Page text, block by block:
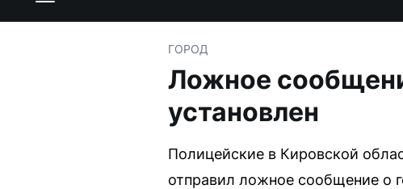
ГОРОД
Ложное
установлен
Полицейские в Кировской
отправил ложное сообщение о